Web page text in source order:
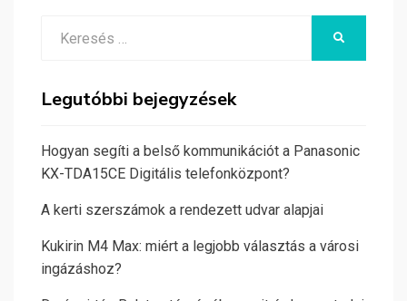
Legutóbbi bejegyzések
Hogyan segíti a belső kommunikációt a Panasonic
KX-TDA15CE Digitális telefonközpont?
A kerti szerszámok a rendezett udvar alapjai
Kukirin M4 Max: miért a legjobb választás a városi
ingázáshoz?